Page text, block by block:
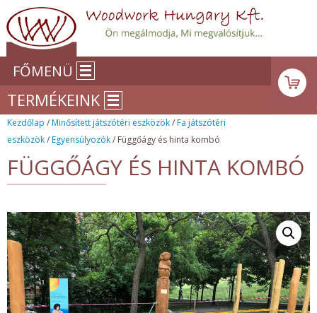
FŐMENÜ
Kezdőlap /Minősített játszótéri eszközök/Fa játszótéri
eszközök/Egyensúlyozók/ Függőágy és hinta kombó
FÜGGŐÁGY ÉS HINTA KOMBÓ
TERMÉKEINK